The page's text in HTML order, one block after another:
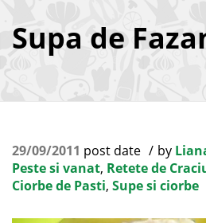
Supa de
29/09/2011 post date by
Peste si vanat, Retete de
Ciorbe de Pasti, Supe si ciorbe